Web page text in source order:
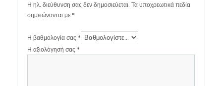
Η ηλ. διεύθυνση σας δεν δημοσιεύεται. Τα υποχρεωτικά πεδία
σημειώνονται με *
Η βαθμολογία σας *
Η αξιολόγησή σας *